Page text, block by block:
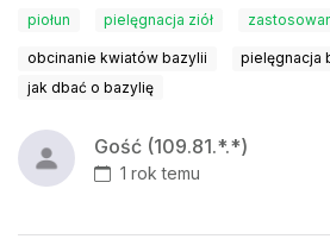
piołun pielęgnacja ziół
obcinanie kwiatów bazylii
pielęgnacja
jak dbać o bazylię
Gość (109.81.*.*)
1 rok temu